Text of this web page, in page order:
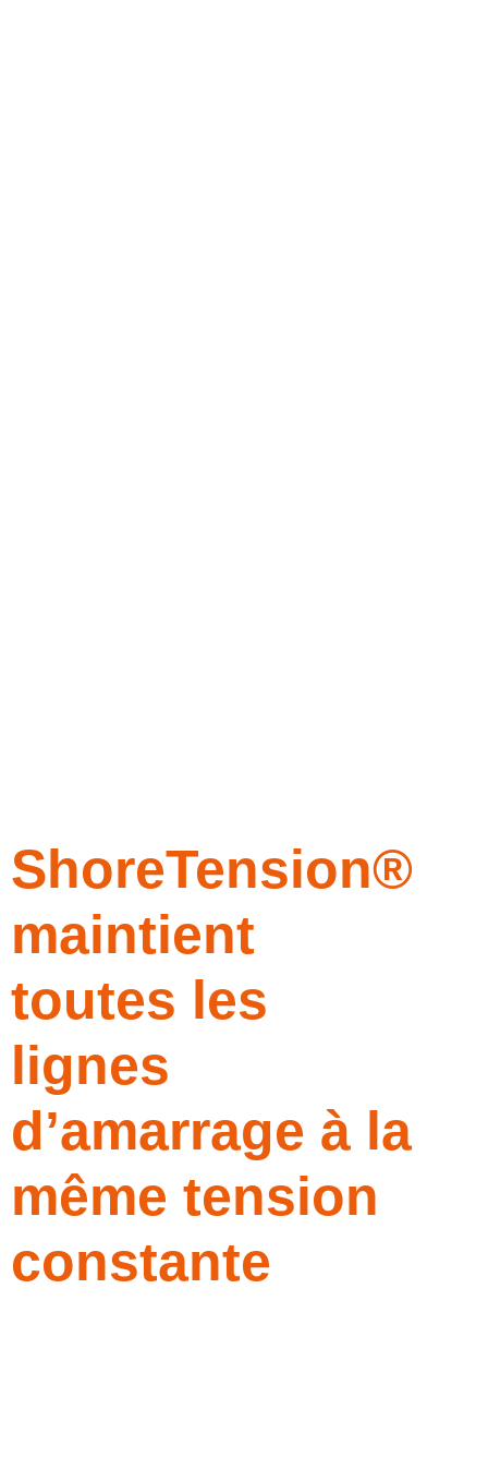
ShoreTension®
maintient
toutes les
lignes
d’amarrage à la
même tension
constante